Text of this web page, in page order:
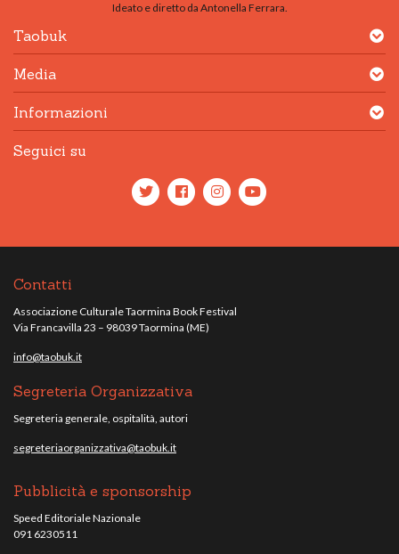
Ideato e diretto da Antonella Ferrara.
Taobuk
Media
Informazioni
Seguici su
Contatti
Associazione Culturale Taormina Book Festival
Via Francavilla 23 – 98039 Taormina (ME)
info@taobuk.it
Segreteria Organizzativa
Segreteria generale, ospitalità, autori
segreteriaorganizzativa@taobuk.it
Pubblicità e sponsorship
Speed Editoriale Nazionale
091 6230511